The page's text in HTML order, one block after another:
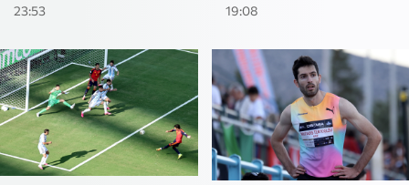
23:53
19:08